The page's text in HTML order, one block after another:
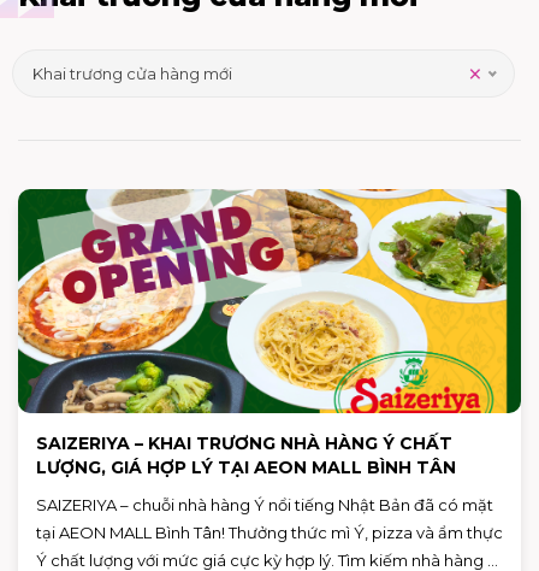
×
Khai trương cửa hàng mới
SAIZERIYA – KHAI TRƯƠNG NHÀ HÀNG Ý CHẤT
LƯỢNG, GIÁ HỢP LÝ TẠI AEON MALL BÌNH TÂN
SAIZERIYA – chuỗi nhà hàng Ý nổi tiếng Nhật Bản đã có mặt
tại AEON MALL Bình Tân! Thưởng thức mì Ý, pizza và ẩm thực
Ý chất lượng với mức giá cực kỳ hợp lý. Tìm kiếm nhà hàng Ý